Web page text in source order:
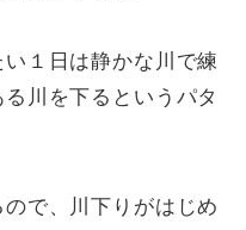
１日は静かな川で練
川を下るというパタ
で、川下りがはじめ